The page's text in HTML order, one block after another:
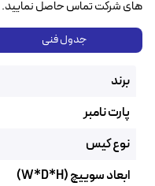
های شرکت تماس حاصل نمایید.
جدول فنی
برند
پارت نامبر
نوع کیس
ابعاد سوییچ (W*D*H)